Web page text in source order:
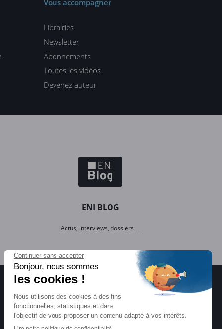
Vous accompagner
Librairies
Newsletter
Abonnements
Toutes les vidéos
Devenez auteur
ENI BLOG
Actus, interviews, dossiers…